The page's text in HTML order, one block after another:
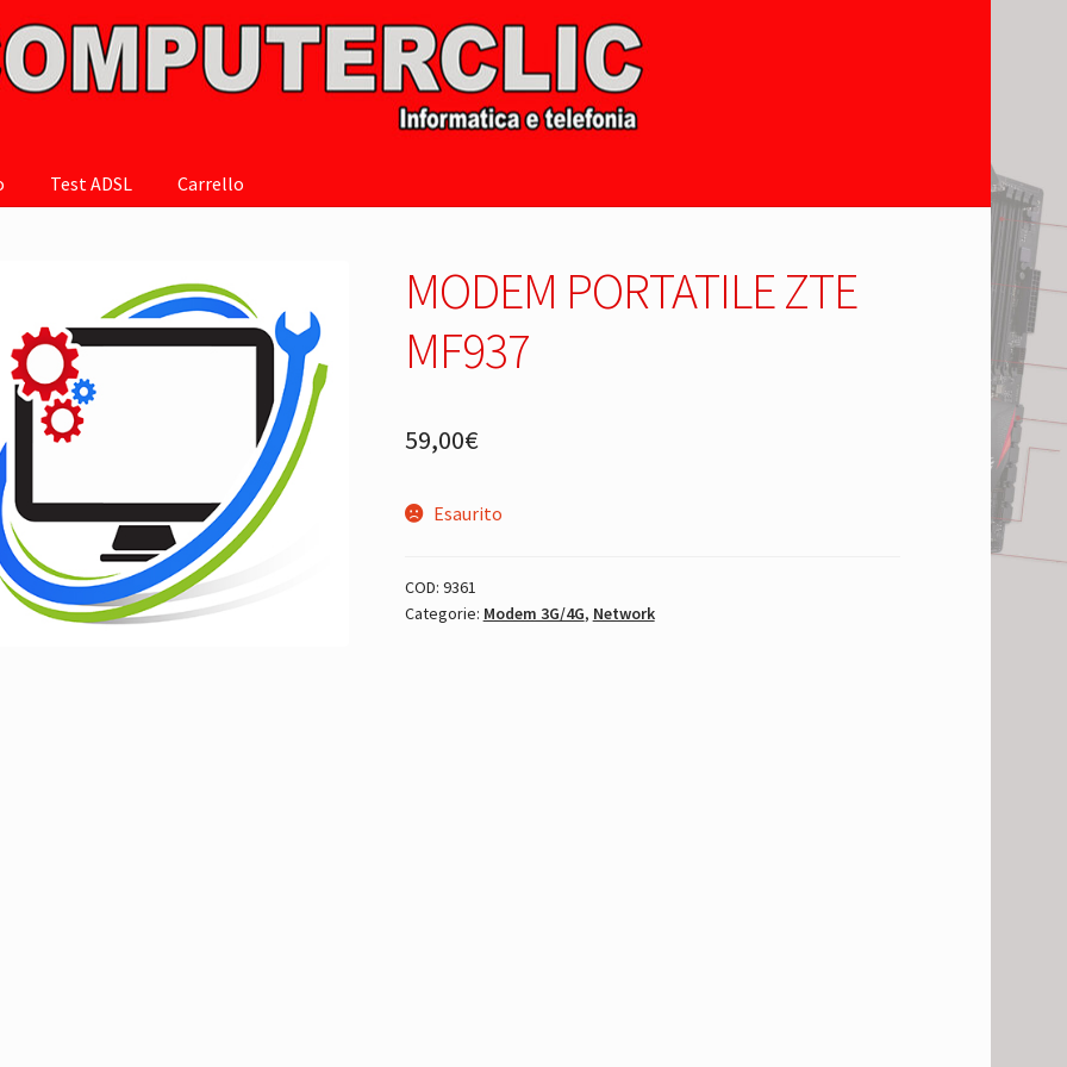
Test ADSL Carrello
MODEM PORTATILE ZTE
MF937
59,00€
Esaurito
COD: 9361
Categorie: Modem 3G/4G, Network